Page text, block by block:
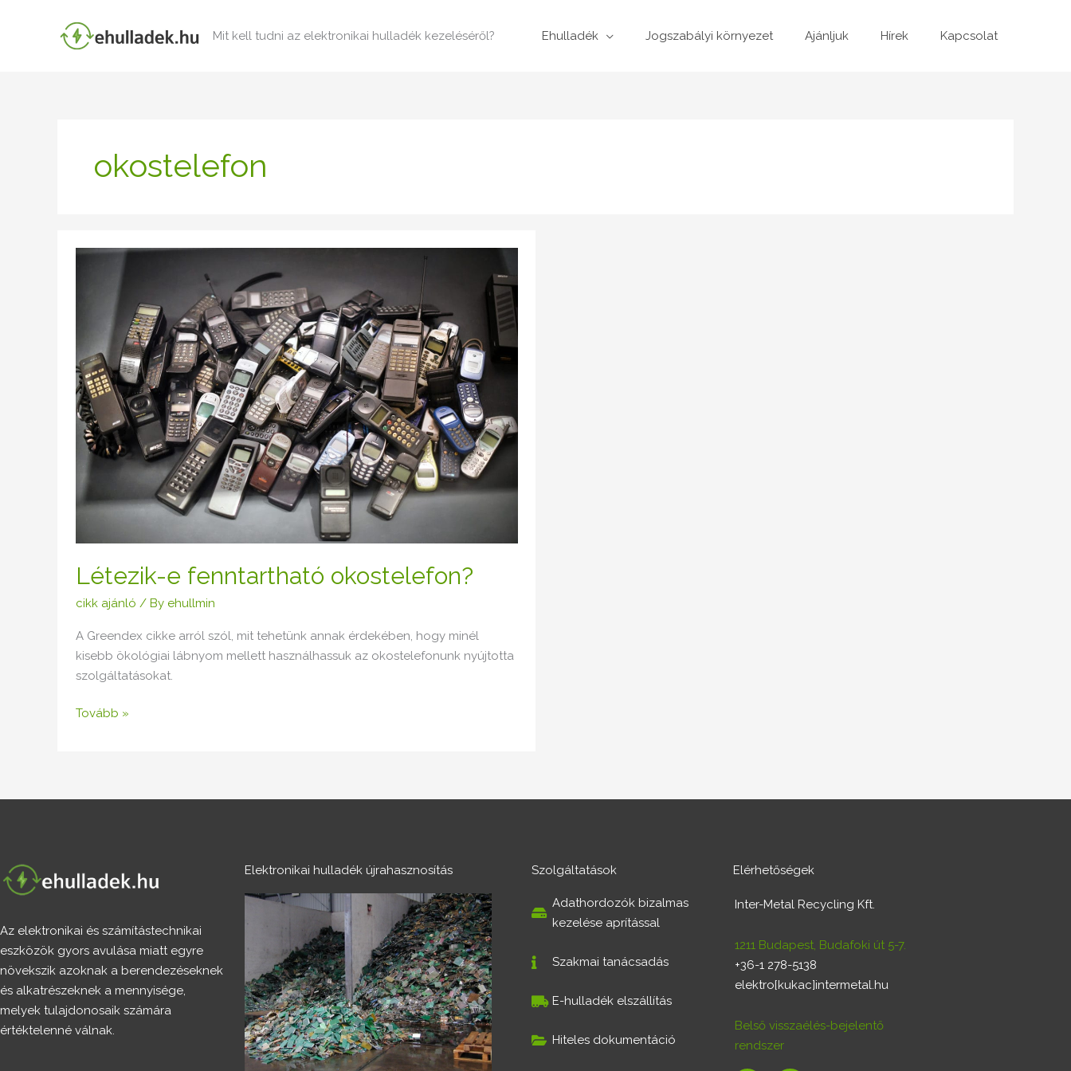
Mit kell tudni az elektronikai hulladék kezeléséről? Ehulladék Jogszabályi környezet Ajánljuk Hírek Kapcsolat
okostelefon
Létezik-e fenntartható okostelefon?
cikk ajánló / By ehullmin
A Greendex cikke arról szól, mit tehetünk annak érdekében, hogy minél
kisebb ökológiai lábnyom mellett használhassuk az okostelefonunk nyújtotta
szolgáltatásokat.
Létezik-
okostelefon?
Tovább »
Az elektronikai és számítástechnikai
eszközök gyors avulása miatt egyre
növekszik azoknak a berendezéseknek
és alkatrészeknek a mennyisége,
melyek tulajdonosaik számára
értéktelenné válnak.
Elektronikai hulladék újrahasznosítás Szolgáltatások
Adathordozók bizalmas
kezelése aprítással
Szakmai tanácsadás
E-hulladék elszállítás
Hiteles dokumentáció
Elérhetőségek
Inter-Metal Recycling Kft.
1211 Budapest, Budafoki út 5-7.
+36-1 278-5138
elektro[kukac]intermetal.hu
Belső visszaélés-bejelentő
rendszer